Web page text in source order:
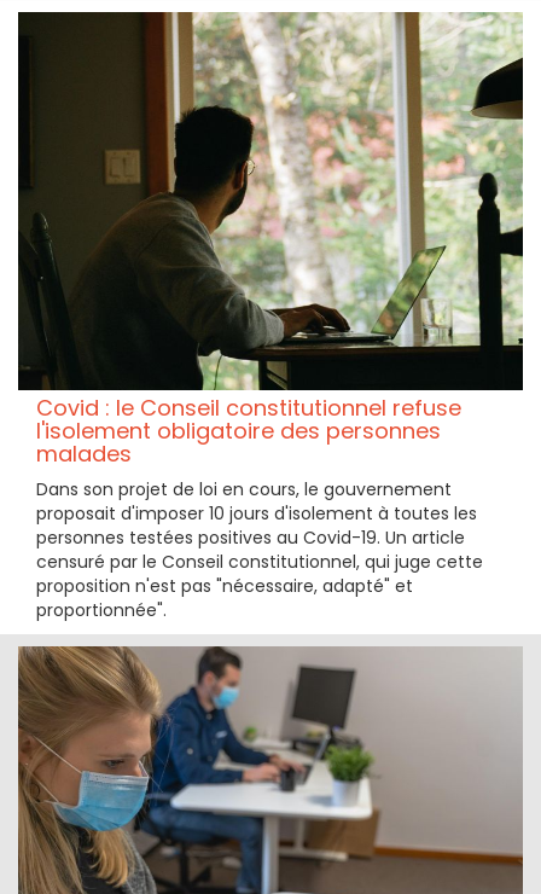
Covid : le Conseil constitutionnel refuse
l'isolement obligatoire des personnes
malades
Dans son projet de loi en cours, le gouvernement
proposait d'imposer 10 jours d'isolement à toutes les
personnes testées positives au Covid-19. Un article
censuré par le Conseil constitutionnel, qui juge cette
proposition n'est pas "nécessaire, adapté" et
proportionnée".